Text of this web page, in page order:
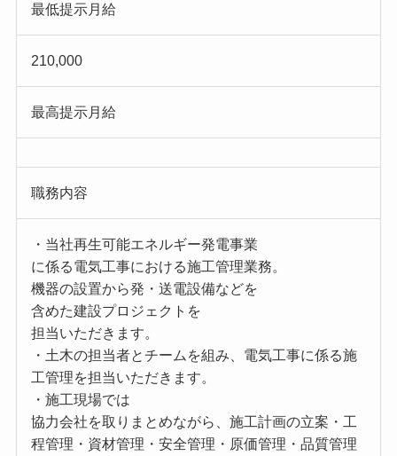
最低提示月給
210,000
最高提示月給
職務内容
・当社再生可能エネルギー発電事業
に係る電気工事における施工管理業務。
機器の設置から発・送電設備などを
含めた建設プロジェクトを
担当いただきます。
・土木の担当者とチームを組み、電気工事に係る施
工管理を担当いただきます。
・施工現場では
協力会社を取りまとめながら、施工計画の立案・工
程管理・資材管理・安全管理・原価管理・品質管理